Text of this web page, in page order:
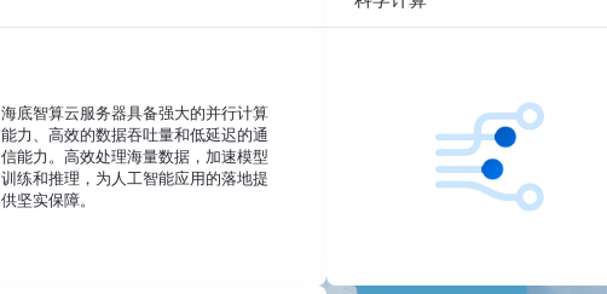
海底智算云服务器具备强大的并行计算
能力、高效的数据吞吐量和低延迟的通
信能力。高效处理海量数据，加速模型
训练和推理，为人工智能应用的落地提
供坚实保障。